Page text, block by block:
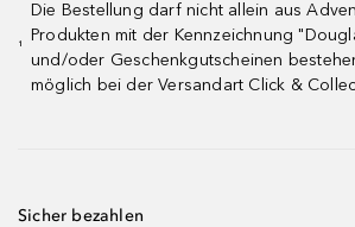
¹
Die Bestellung darf nicht allein aus
Produkten mit der Kennzeichnung
und/oder Geschenkgutscheinen
möglich bei der Versandart Click &
Sicher bezahlen